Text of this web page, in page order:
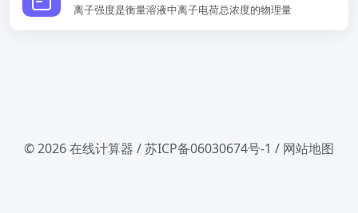
离子强度是衡量溶液中离子电荷总浓度的物理量
© 2026在线计算器 /苏ICP备06030674号-1 / 网站地图